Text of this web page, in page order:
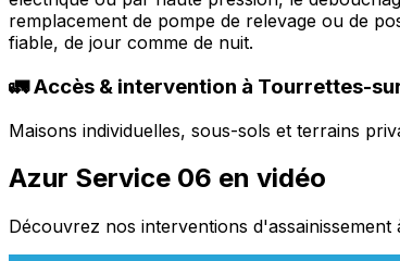
remplacement de pompe de relevage ou de
fiable, de jour comme de nuit.
🚛 Accès & intervention à Tourrettes-
Maisons individuelles, sous-sols et terrains
Azur Service 06 en vidéo
Découvrez nos interventions